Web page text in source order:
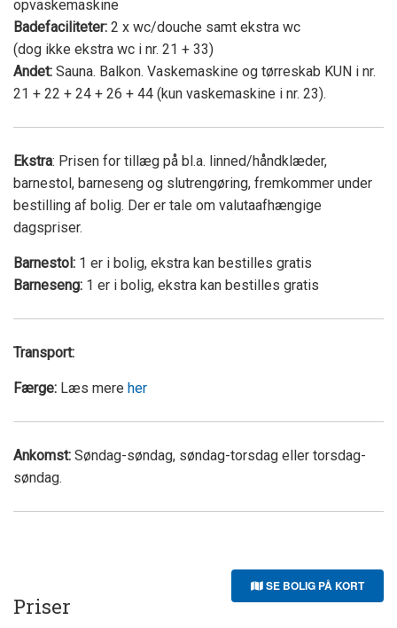
opvaskemaskine
Badefaciliteter: 2 x wc/douche samt ekstra wc
(dog ikke ekstra wc i nr. 21 + 33)
Andet: Sauna. Balkon. Vaskemaskine og tørreskab KUN i nr.
21 + 22 + 24 + 26 + 44 (kun vaskemaskine i nr. 23).
Ekstra: Prisen for tillæg på bl.a. linned/håndklæder,
barnestol, barneseng og slutrengøring, fremkommer under
bestilling af bolig. Der er tale om valutaafhængige
dagspriser.
Barnestol: 1 er i bolig, ekstra kan bestilles gratis
Barneseng: 1 er i bolig, ekstra kan bestilles gratis
Transport:
Færge: Læs mere her
Ankomst: Søndag-søndag, søndag-torsdag eller torsdag-
søndag.
SE BOLIG PÅ KORT
Priser